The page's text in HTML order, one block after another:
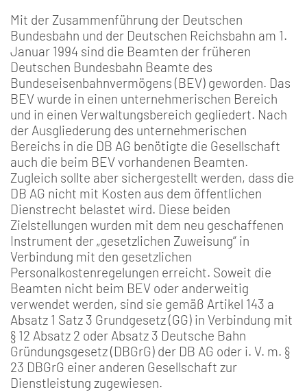
Mit der Zusammenführung der Deutschen
Bundesbahn und der Deutschen Reichsbahn am 1.
Januar 1994 sind die Beamten der früheren
Deutschen Bundesbahn Beamte des
Bundeseisenbahnvermögens (BEV) geworden. Das
BEV wurde in einen unternehmerischen Bereich
und in einen Verwaltungsbereich gegliedert. Nach
der Ausgliederung des unternehmerischen
Bereichs in die DB AG benötigte die Gesellschaft
auch die beim BEV vorhandenen Beamten.
Zugleich sollte aber sichergestellt werden, dass die
DB AG nicht mit Kosten aus dem öffentlichen
Dienstrecht belastet wird. Diese beiden
Zielstellungen wurden mit dem neu geschaffenen
Instrument der „gesetzlichen Zuweisung“ in
Verbindung mit den gesetzlichen
Personalkostenregelungen erreicht. Soweit die
Beamten nicht beim BEV oder anderweitig
verwendet werden, sind sie gemäß Artikel 143 a
Absatz 1 Satz 3 Grundgesetz (GG) in Verbindung mit
§ 12 Absatz 2 oder Absatz 3 Deutsche Bahn
Gründungsgesetz (DBGrG) der DB AG oder i. V. m. §
23 DBGrG einer anderen Gesellschaft zur
Dienstleistung zugewiesen.